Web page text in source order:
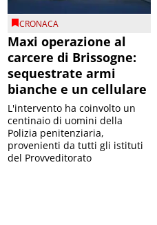
CRONACA
Maxi operazione al
carcere di Brissogne:
sequestrate armi
bianche e un cellulare
L'intervento ha coinvolto un
centinaio di uomini della
Polizia penitenziaria,
provenienti da tutti gli istituti
del Provveditorato